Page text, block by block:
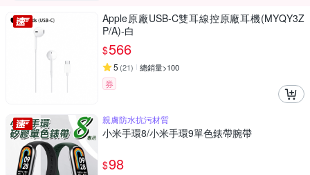
Apple原廠USB-C雙耳線控原廠耳機(MYQY3Z
P/A)-白
$566
5 (21) 總銷量>100
券
親膚防水抗污材質
小米手環8/小米手環9單色錶帶腕帶
$98